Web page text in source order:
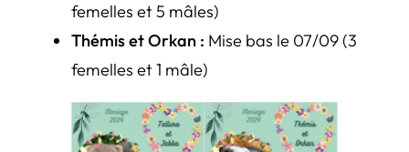
femelles et 5 mâles)
Thémis et Orkan : Mise bas le 07/09 (3
femelles et 1 mâle)